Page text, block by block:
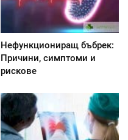
Нефункциониращ бъбрек:
Причини, симптоми и
рискове